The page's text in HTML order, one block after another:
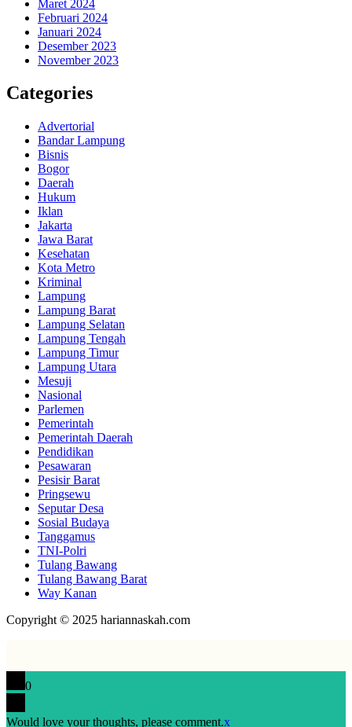
Maret 2024
Februari 2024
Januari 2024
Desember 2023
November 2023
Categories
Advertorial
Bandar Lampung
Bisnis
Bogor
Daerah
Hukum
Iklan
Jakarta
Jawa Barat
Kesehatan
Kota Metro
Kriminal
Lampung
Lampung Barat
Lampung Selatan
Lampung Tengah
Lampung Timur
Lampung Utara
Mesuji
Nasional
Parlemen
Pemerintah
Pemerintah Daerah
Pendidikan
Pesawaran
Pesisir Barat
Pringsewu
Seputar Desa
Sosial Budaya
Tanggamus
TNI-Polri
Tulang Bawang
Tulang Bawang Barat
Way Kanan
Copyright © 2025 hariannaskah.com
0
Would love your thoughts, please comment.x